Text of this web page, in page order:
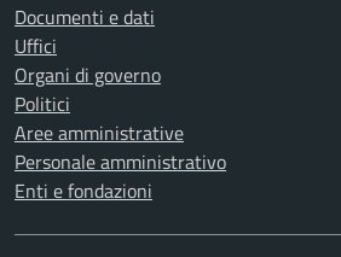
Documenti e dati
Uffici
Organi di governo
Politici
Aree amministrative
Personale amministrativo
Enti e fondazioni